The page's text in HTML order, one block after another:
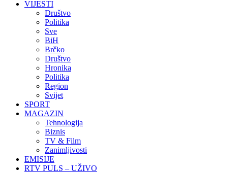
VIJESTI
Društvo
Politika
Sve
BiH
Brčko
Društvo
Hronika
Politika
Region
Svijet
SPORT
MAGAZIN
Tehnologija
Biznis
TV & Film
Zanimljivosti
EMISIJE
RTV PULS – UŽIVO